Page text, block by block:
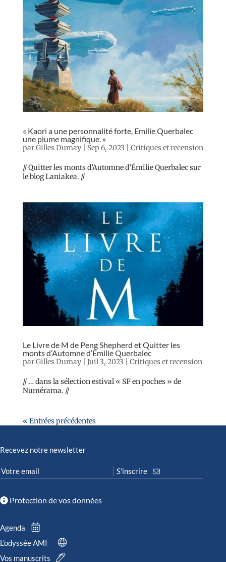
« Kaori a une personnalité forte, Emilie Querbalec
une plume magnifique. »
parGilles Dumay| Sep 6, 2023 Critiques et recension
// Quitter les monts d’Automne d’Émilie Querbalec sur
le blog Laniakea. //
Le Livre de M de Peng Shepherd et Quitter les
monts d’Automne d’Émilie Querbalec
parGilles Dumay| Juil 3, 2023 Critiques et recension
// … dans la sélection estival « SF en poches » de
Numérama. //
« Entrées précédentes
Recevez notre newsletter
Protection de vos données
Agenda
L’odyssée AMI
Vos manuscrits